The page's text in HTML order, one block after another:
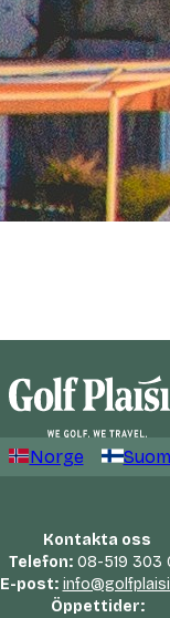
Norge
Kontakta oss
Telefon:08-519 303
E-post:
Öppettider: